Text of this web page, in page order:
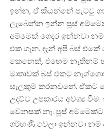
ඉන්න, ඒ කියන්නේ පැටවු
ලැබෙන්න ඉන්න පූස්
අම්මෙක් ගෙදර ඉන්නවා
එක ගැන. දැන් අපි බස්
කෙනෙක්, එහෙම නැතිනම්
මාතාවක් බස් එකට
සැලකුම් කරනවනේ. ඒකට
උදව්ව උපකාරය අවශ්‍ය
වෙනසක් නෑ. පූස්
ගර්භණී වෙලා ඉන්නවා නම්